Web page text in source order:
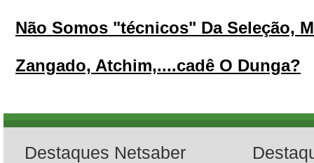
Não Somos "técnicos" Da Seleção,
Zangado, Atchim,....cadê O Dunga?
Destaques Netsaber